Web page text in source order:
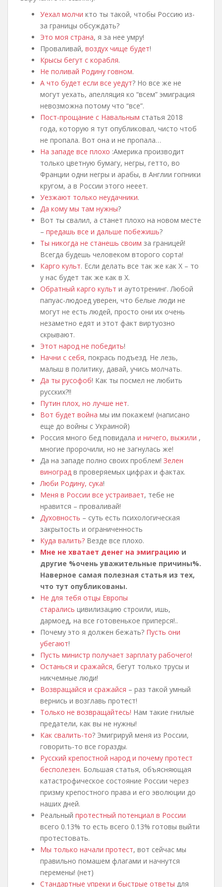
Уехал молчи кто ты такой, чтобы Россию из-
за границы обсуждать?
Это моя страна, я за нее умру!
Проваливай, воздух чище будет!
Крысы бегут с корабля.
Не поливай Родину говном.
А что будет если все уедут? Но все же не
могут уехать, апелляция ко “всем” эмиграция
невозможна потому что “все”.
Пост-прощание с Навальным статья 2018
года, которую я тут опубликовал, чисто чтоб
не пропала. Вот она и не пропала…
На западе все плохо :Америка производит
только цветную бумагу, негры, гетто, во
Франции одни негры и арабы, в Англии гопники
кругом, а в России этого нееет.
Уезжают только неудачники.
Да кому мы там нужны?
Вот ты свалил, а станет плохо на новом месте
– предашь все и дальше побежишь?
Ты никогда не станешь своим за границей!
Всегда будешь человеком второго сорта!
Карго культ. Если делать все так же как Х – то
у нас будет так же как в Х.
Обратный карго культ и аутотренинг. Любой
папуас-людоед уверен, что белые люди не
могут не есть людей, просто они их очень
незаметно едят и этот факт виртуозно
скрывают.
Этот народ не победить!
Начни с себя, покрась подъезд. Не лезь,
малыш в политику, давай, учись молчать.
Да ты русофоб! Как ты посмел не любить
русских?!!
Путин плох, но лучше нет.
Вот будет война мы им покажем! (написано
еще до войны с Украиной)
Россия много бед повидала и ничего, выжили ,
многие пророчили, но не загнулась же!
Да на западе полно своих проблем! Зелен
виноград в проверяемых цифрах и фактах.
Люби Родину, сука!
Меня в России все устраивает, тебе не
нравится – проваливай!
Духовность – суть есть психологическая
закрытость и ограниченность
Куда валить? Везде все плохо.
Мне не хватает денег на эмиграцию и
другие %очень уважительные причины%.
Наверное самая полезная статья из тех,
что тут опубликованы.
Не для тебя отцы Европы
старались цивилизацию строили, ишь,
дармоед, на все готовенькое приперся!..
Почему это я должен бежать? Пусть они
убегают!
Пусть министр получает зарплату рабочего!
Останься и сражайся, бегут только трусы и
никчемные люди!
Возвращайся и сражайся – раз такой умный
вернись и возглавь протест!
Только не возвращайтесь! Нам такие гнилые
предатели, как вы не нужны!
Как свалить-то? Эмигрируй меня из России,
говорить-то все горазды.
Русский крепостной народ и почему протест
бесполезен. Большая статья, объясняющая
катастрофическое состояние России через
призму крепостного права и его эволюции до
наших дней.
Реальный протестный потенциал в России
всего 0.13% то есть всего 0.13% готовы выйти
протестовать.
Мы только начали протест, вот сейчас мы
правильно помашем флагами и начнутся
перемены! (нет)
Стандартные упреки и быстрые ответы для